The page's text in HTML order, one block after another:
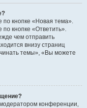
кнопке «Новая тема».
кнопке «Ответить».
чем отправить
внизу страниц
темы», «Вы можете
конференции,